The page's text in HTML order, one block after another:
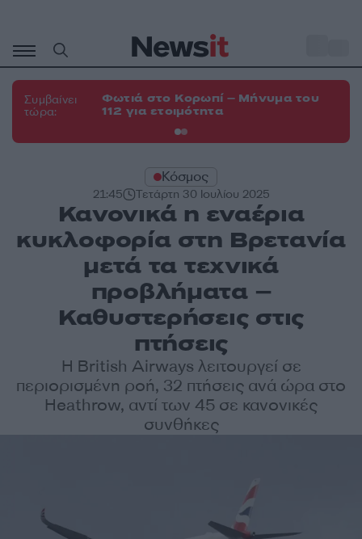
περιεχόμενο
Συμβαίνει
τώρα:
Φωτιά στο Κορωπί – Μήνυμα του
112 για ετοιμότητα
Κόσμος
21:45 Τετάρτη 30 Ιουλίου 2025
Κανονικά η εναέρια
κυκλοφορία στη Βρετανία
μετά τα τεχνικά
προβλήματα –
Καθυστερήσεις στις
πτήσεις
Η British Airways λειτουργεί σε
περιορισμένη ροή, 32 πτήσεις ανά ώρα στο
Heathrow, αντί των 45 σε κανονικές
συνθήκες